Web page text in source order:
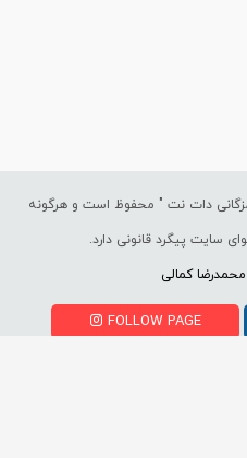
دات نت " محفوظ است و هرگونه
سایت پیگرد قانونی دارد.
کمالی
FOLLOW PAGE